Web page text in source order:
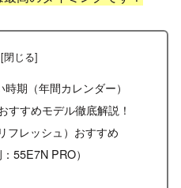
期（年間カレンダー）
すすめモデル徹底解説！
フレッシュ）おすすめ
55E7N PRO）